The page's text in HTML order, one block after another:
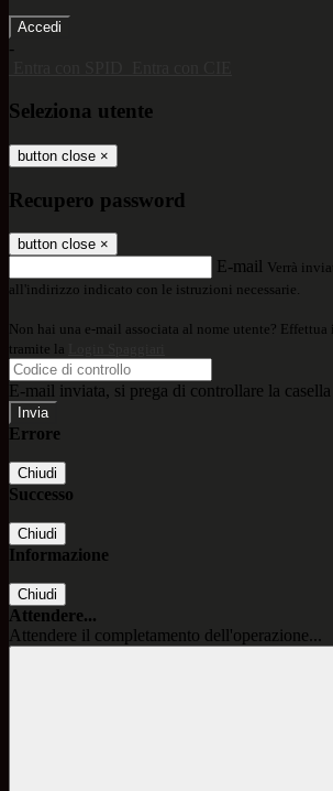
-
Seleziona utente
button close ×
Recupero password
button close ×
E-mail Verrà
all'indirizzo indicato con le istruzioni necessarie.
Non hai una e-mail associata al nome utente? Effettua
tramite la
E-mail inviata, si prega di controllare la
Errore
Chiudi
Successo
Chiudi
Informazione
Chiudi
Attendere...
Attendere il completamento dell'operazione...